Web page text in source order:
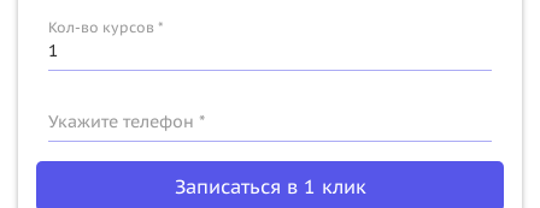
Кол-во курсов *
Укажите телефон *
Записаться в 1 клик